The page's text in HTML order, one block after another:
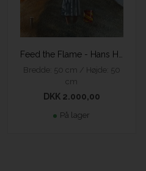
Bredde: 50 cm / Højde: 50
cm
DKK 2.000,00
På lager